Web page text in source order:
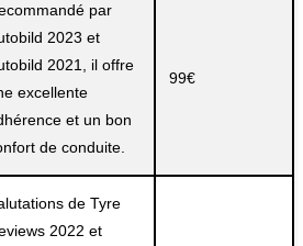
par
2023 et
2021, il offre
excellente
et un bon
de conduite.
99€
de Tyre
2022 et